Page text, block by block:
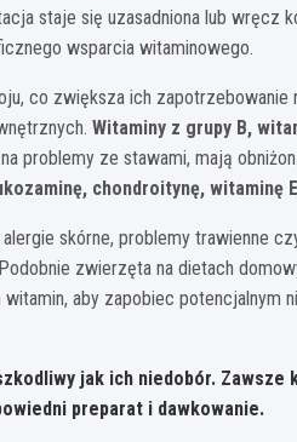
staje się uzasadniona lub wręcz
wsparcia witaminowego.
co zwiększa ich zapotrzebowanie
Witaminy z grupy B,
problemy ze stawami, mają
chondroitynę, witaminę
skórne, problemy trawienne
zwierzęta na dietach
aby zapobiec potencjalnym
jak ich niedobór.
preparat i dawkowanie.